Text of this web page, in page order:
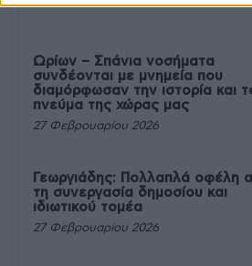
Ωρίων – Σπάνια νοσήματα
συνδέονται με μνημεία που
διαμόρφωσαν την ιστορία και
πνεύμα της χώρας μας
27 Φεβρουαρίου 2026
Γεωργιάδης: Πολλαπλά οφέλη
τη συνεργασία δημοσίου και
ιδιωτικού τομέα
27 Φεβρουαρίου 2026